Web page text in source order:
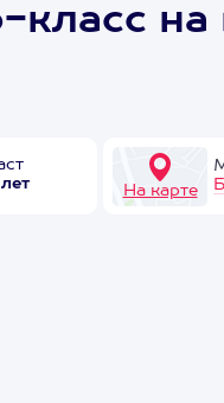
класс на
На карте